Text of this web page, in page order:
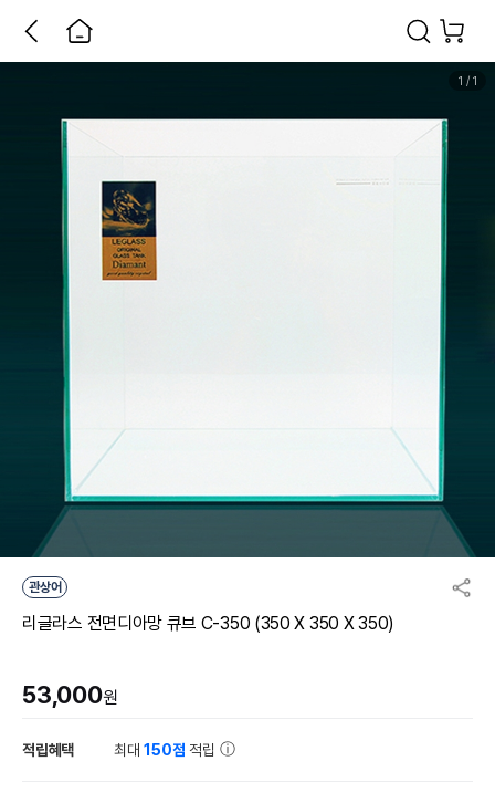
1 / 1
관상어
리글라스 전면디아망 큐브 C-350 (350 X 350 X 350)
53,000원
적립혜택 최대150점 적립